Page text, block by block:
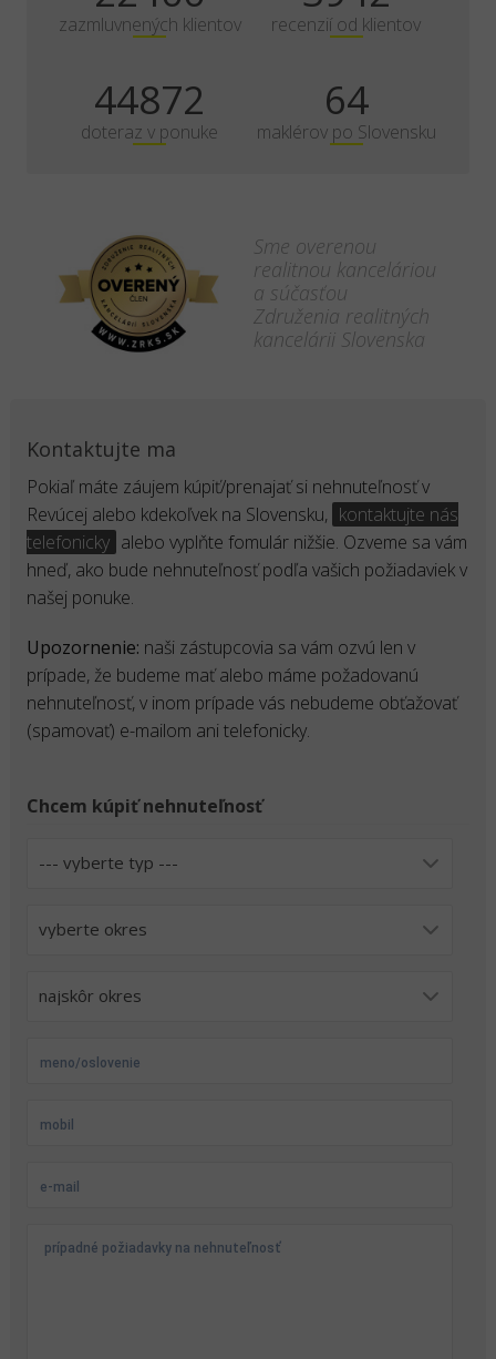
zazmluvnených klientov recenzií od klientov
70113
doteraz v ponuke
100
maklérov po Slovensku
Sme overenou
realitnou kanceláriou
a súčasťou
Združenia realitných
kancelárii Slovenska
Kontaktujte ma
Pokiaľ máte záujem kúpiť/prenajať si nehnuteľnosť v
Revúcej alebo kdekoľvek na Slovensku, kontaktujte nás
telefonicky alebo vyplňte fomulár nižšie. Ozveme sa vám
hneď, ako bude nehnuteľnosť podľa vašich požiadaviek v
našej ponuke.
Upozornenie: naši zástupcovia sa vám ozvú len v
prípade, že budeme mať alebo máme požadovanú
nehnuteľnosť, v inom prípade vás nebudeme obťažovať
(spamovať) e-mailom ani telefonicky.
Chcem kúpiť nehnuteľnosť